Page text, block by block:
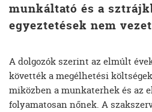
munkáltató és a
egyeztetések nem
A dolgozók szerint az elmúlt
követték a megélhetési
miközben a munkaterhek és az
folyamatosan nőnek. A